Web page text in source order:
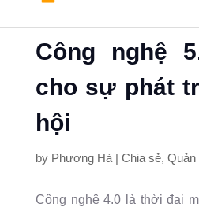
Công nghệ
cho sự phát
hội
by Phương Hà| Chia sẻ, Quản
Công nghệ 4.0 là thời đại